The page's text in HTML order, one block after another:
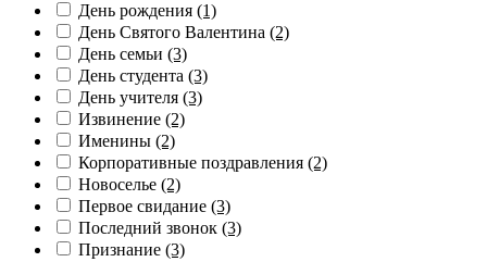
День рождения (1)
День Святого Валентина (2)
День семьи (3)
День студента (3)
День учителя (3)
Извинение (2)
Именины (2)
Корпоративные поздравления (2)
Новоселье (2)
Первое свидание (3)
Последний звонок (3)
Признание (3)